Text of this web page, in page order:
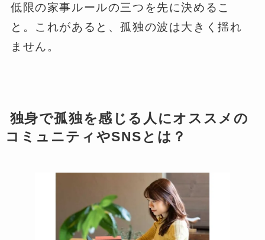
低限の家事ルールの三つを先に決めるこ
と。これがあると、孤独の波は大きく揺れ
ません。
独身で孤独を感じる人にオススメの
コミュニティやSNSとは？